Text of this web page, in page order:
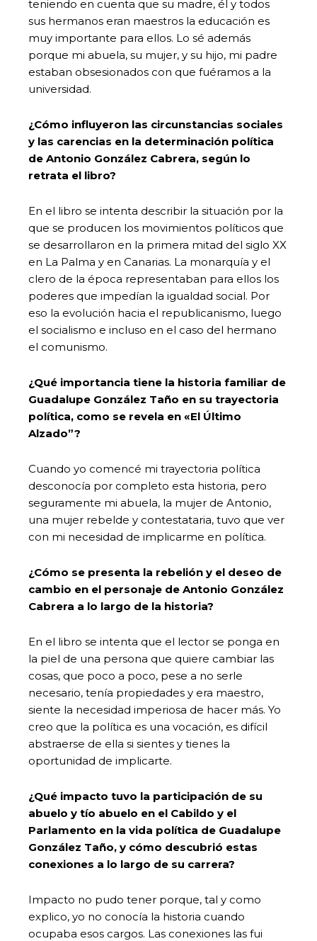
teniendo en cuenta que su madre, él y todos
sus hermanos eran maestros la educación es
muy importante para ellos. Lo sé además
porque mi abuela, su mujer, y su hijo, mi padre
estaban obsesionados con que fuéramos a la
universidad.
¿Cómo influyeron las circunstancias sociales
y las carencias en la determinación política
de Antonio González Cabrera, según lo
retrata el libro?
En el libro se intenta describir la situación por la
que se producen los movimientos políticos que
se desarrollaron en la primera mitad del siglo XX
en La Palma y en Canarias. La monarquía y el
clero de la época representaban para ellos los
poderes que impedían la igualdad social. Por
eso la evolución hacia el republicanismo, luego
el socialismo e incluso en el caso del hermano
el comunismo.
¿Qué importancia tiene la historia familiar de
Guadalupe González Taño en su trayectoria
política, como se revela en «El Último
Alzado”?
Cuando yo comencé mi trayectoria política
desconocía por completo esta historia, pero
seguramente mi abuela, la mujer de Antonio,
una mujer rebelde y contestataria, tuvo que ver
con mi necesidad de implicarme en política.
¿Cómo se presenta la rebelión y el deseo de
cambio en el personaje de Antonio González
Cabrera a lo largo de la historia?
En el libro se intenta que el lector se ponga en
la piel de una persona que quiere cambiar las
cosas, que poco a poco, pese a no serle
necesario, tenía propiedades y era maestro,
siente la necesidad imperiosa de hacer más. Yo
creo que la política es una vocación, es difícil
abstraerse de ella si sientes y tienes la
oportunidad de implicarte.
¿Qué impacto tuvo la participación de su
abuelo y tío abuelo en el Cabildo y el
Parlamento en la vida política de Guadalupe
González Taño, y cómo descubrió estas
conexiones a lo largo de su carrera?
Impacto no pudo tener porque, tal y como
explico, yo no conocía la historia cuando
ocupaba esos cargos. Las conexiones las fui